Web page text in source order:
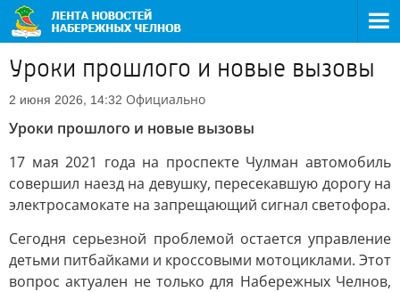
Уроки прошлого и новые вызовы
2 июня 2026, 14:32 Официально
Уроки прошлого и новые вызовы
17 мая 2021 года на проспекте Чулман автомобиль
совершил наезд на девушку, пересекавшую дорогу на
электросамокате на запрещающий сигнал светофора.
Сегодня серьезной проблемой остается управление
детьми питбайками и кроссовыми мотоциклами. Этот
вопрос актуален не только для Набережных Челнов,